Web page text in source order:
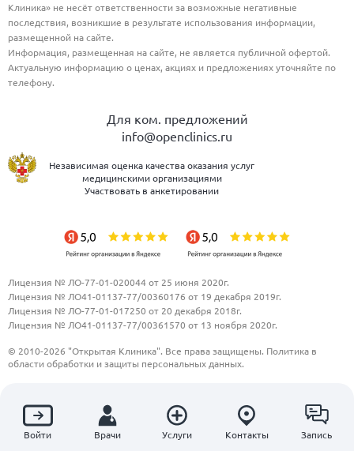
Клиника» не несёт ответственности за возможные негативные
последствия, возникшие в результате использования информации,
размещенной на сайте.
Информация, размещенная на сайте, не является публичной офертой.
Актуальную информацию о ценах, акциях и предложениях уточняйте по
телефону.
Для ком. предложений
info@openclinics.ru
Независимая оценка качества оказания услуг
медицинскими организациями
Участвовать в анкетировании
Лицензия № ЛО-77-01-020044 от 25 июня 2020г.
Лицензия № ЛО41-01137-77/00360176 от 19 декабря 2019г.
Лицензия № ЛО-77-01-017250 от 20 декабря 2018г.
Лицензия № ЛО41-01137-77/00361570 от 13 ноября 2020г.
© 2010-2026 "Открытая Клиника". Все права защищены. Политика в
области обработки и защиты персональных данных.
ОБЩЕСТВО С ОГРАНИЧЕННОЙ ОТВЕТСТВЕННОСТЬЮ "ОТКРЫТАЯ
КЛИНИКА"
ИНН 7703811245
123995, Московская область, г. Москва, ул. 1905 года, дом 7, стр. 1, эт/
Войти Врачи Услуги Контакты Запись